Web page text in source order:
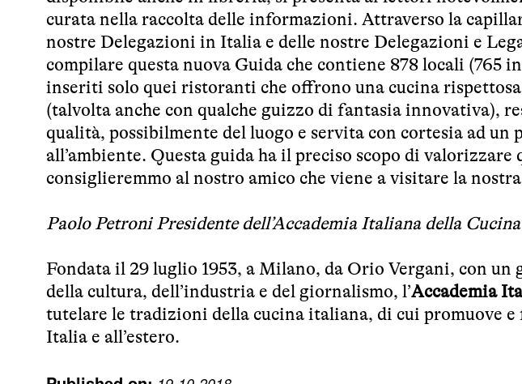
curata nella raccolta delle informazioni. Attraverso la
nostre Delegazioni in Italia e delle nostre Delegazioni e
compilare questa nuova Guida che contiene 878 locali (765
inseriti solo quei ristoranti che offrono una cucina
(talvolta anche con qualche guizzo di fantasia innovativa),
qualità, possibilmente del luogo e servita con cortesia ad
all’ambiente. Questa guida ha il preciso scopo di
consiglieremmo al nostro amico che viene a visitare la
Paolo Petroni Presidente dell’Accademia Italiana della Cucina
Fondata il 29 luglio 1953, a Milano, da Orio Vergani, con
della cultura, dell’industria e del giornalismo, l’Accademia
tutelare le tradizioni della cucina italiana, di cui promuove
Italia e all’estero.